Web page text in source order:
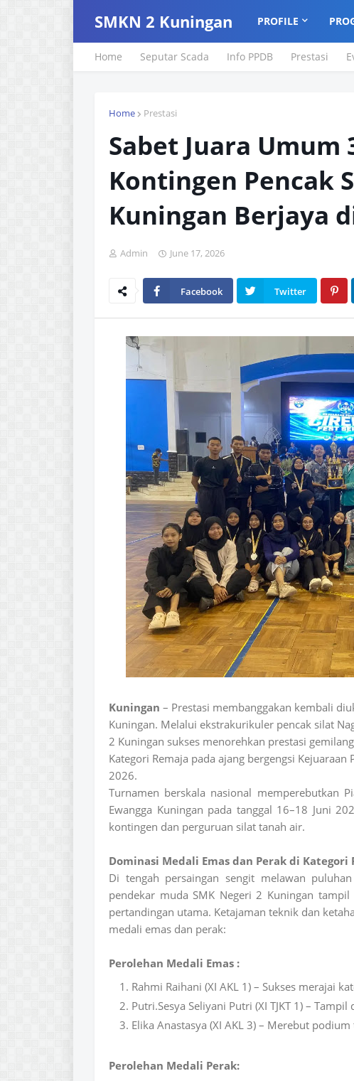
SMKN 2 Kuningan PROFILE
Home Seputar Scada Info PPDB Prestasi
Home Prestasi
Sabet Juara Umum
Kontingen Pencak
Kuningan Berjaya
Admin June 17, 2026
Facebook Twitter
Kuningan – Prestasi membanggakan kembali
Kuningan. Melalui ekstrakurikuler pencak silat
2 Kuningan sukses menorehkan prestasi
Kategori Remaja pada ajang bergengsi Kejuaraan
2026.
Turnamen berskala nasional memperebutkan
Ewangga Kuningan pada tanggal 16–18 Juni
kontingen dan perguruan silat tanah air.
Dominasi Medali Emas dan Perak di Kategori
Di tengah persaingan sengit melawan
pendekar muda SMK Negeri 2 Kuningan
pertandingan utama. Ketajaman teknik dan
medali emas dan perak:
Perolehan Medali Emas :
Rahmi Raihani (XI AKL 1) – Sukses merajai
Putri.Sesya Seliyani Putri (XI TJKT 1) –
Elika Anastasya (XI AKL 3) – Merebut
Perolehan Medali Perak: